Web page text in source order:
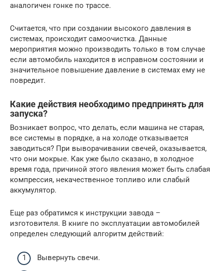
аналогичен гонке по трассе.
Считается, что при создании высокого давления в
системах, происходит самоочистка. Данные
мероприятия можно производить только в том случае
если автомобиль находится в исправном состоянии и
значительное повышение давление в системах ему не
повредит.
Какие действия необходимо предпринять для
запуска?
Возникает вопрос, что делать, если машина не старая,
все системы в порядке, а на холоде отказывается
заводиться? При выворачивании свечей, оказывается,
что они мокрые. Как уже было сказано, в холодное
время года, причиной этого явления может быть слабая
компрессия, некачественное топливо или слабый
аккумулятор.
Еще раз обратимся к инструкции завода –
изготовителя. В книге по эксплуатации автомобилей
определен следующий алгоритм действий:
Вывернуть свечи.